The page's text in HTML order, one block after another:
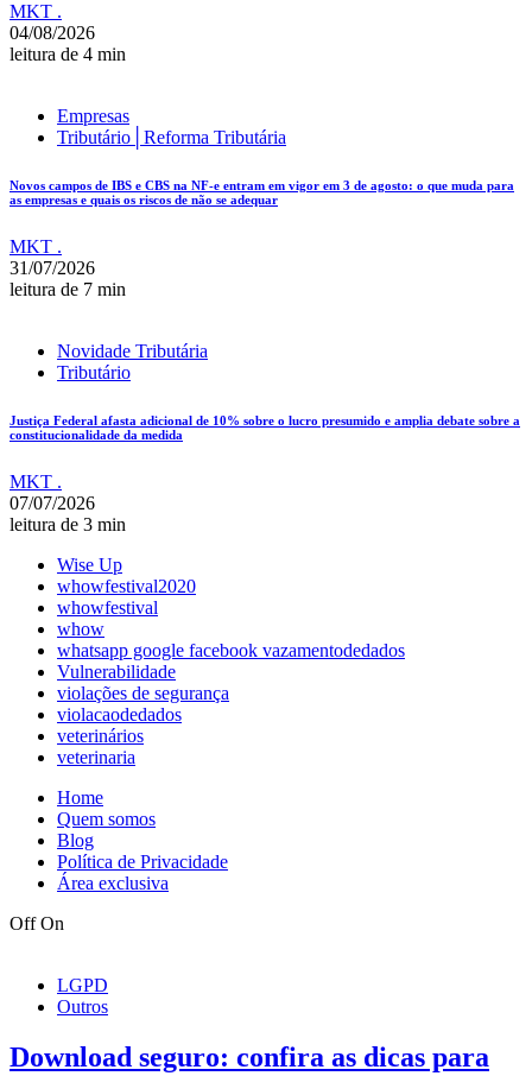
MKT .
04/08/2026
leitura de 4 min
Empresas
Tributário│Reforma Tributária
Novos campos de IBS e CBS na NF-e entram em vigor em 3 de agosto: o que muda para
as empresas e quais os riscos de não se adequar
MKT .
31/07/2026
leitura de 7 min
Novidade Tributária
Tributário
Justiça Federal afasta adicional de 10% sobre o lucro presumido e amplia debate sobre a
constitucionalidade da medida
MKT .
07/07/2026
leitura de 3 min
Wise Up
whowfestival2020
whowfestival
whow
whatsapp google facebook vazamentodedados
Vulnerabilidade
violações de segurança
violacaodedados
veterinários
veterinaria
Home
Quem somos
Blog
Política de Privacidade
Área exclusiva
Off On
LGPD
Outros
Download seguro: confira as dicas para